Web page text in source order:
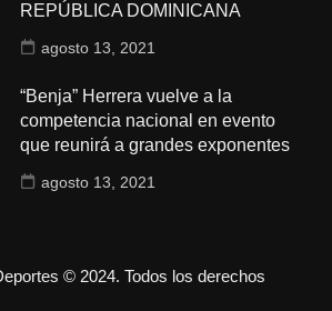
REPÚBLICA DOMINICANA
agosto 13, 2021
“Benja” Herrera vuelve a la
competencia nacional en evento
que reunirá a grandes exponentes
agosto 13, 2021
© 2024. Todos los derechos